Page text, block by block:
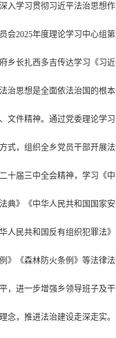
入学习贯彻习近平法治思想作
会2025年度理论学习中心组
乡长扎西多吉传达学习《习近
治思想是全面依法治国的根
文件精神。通过党委理论学
式，组织全乡党员干部开展
十届三中全会精神，学习《中
典》《中华人民共和国国家
人民共和国反有组织犯罪法
》《森林防火条例》等法律
，进一步增强乡领导班子及
念，推进法治建设走深走实。